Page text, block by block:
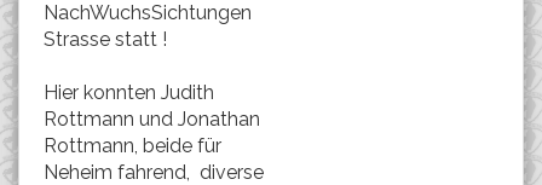
NachWuchsSichtungen
Strasse statt !
Hier konnten Judith
Rottmann und Jonathan
Rottmann, beide für
Neheim fahrend, diverse